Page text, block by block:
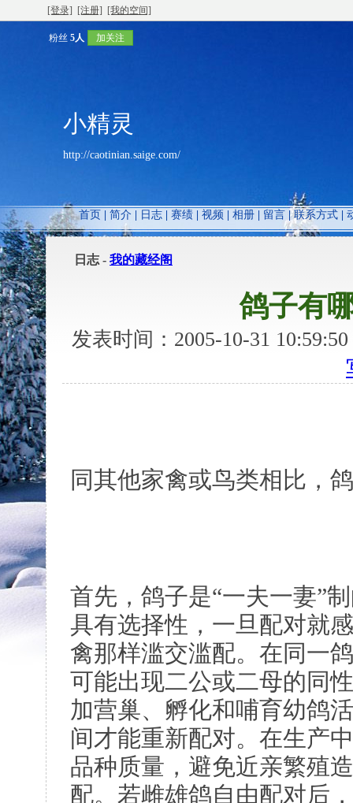
[登录] [注册] [我的空间]
粉丝 5人 加关注
小精灵
http://caotinian.saige.com/
首页 简介 日志 赛绩 视频 相册 留言 |联系方式
日志 - 我的藏经阁
鸽子有
发表时间：2005-10-31
同其他家禽或鸟类相比，
首先，鸽子是“一夫一妻”
具有选择性，一旦配对就
禽那样滥交滥配。在同一
可能出现二公或二母的同
加营巢、孵化和哺育幼鸽
间才能重新配对。在生产
品种质量，避免近亲繁殖
配。若雌雄鸽自由配对后